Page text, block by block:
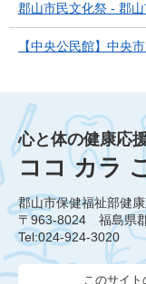
郡山市民文化祭 - 郡
【中央公民館】中央
心と体の健康応
ココ カラ
郡山市保健福祉部健
〒963-8024 福島県
Tel:024-924-3020
このサイト